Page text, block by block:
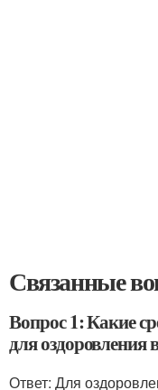
Связанные
Вопрос 1: Какие
для оздоровления
Ответ: Для